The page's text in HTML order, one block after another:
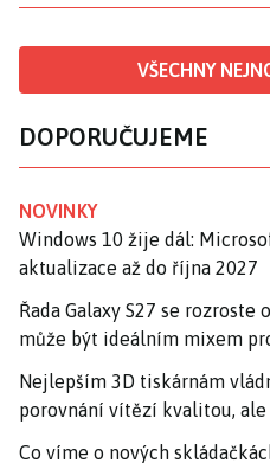
VŠECHNY
DOPORUČUJEME
NOVINKY
Windows 10 žije dál:
aktualizace až do října 2027
Řada Galaxy S27 se
může být ideálním mixem
Nejlepším 3D tiskárnám
porovnání vítězí kvalitou,
Co víme o nových